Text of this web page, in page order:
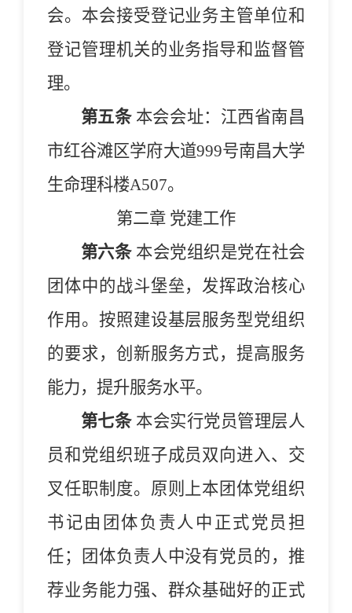
会。本会接受登记业务主管单位和
登记管理机关的业务指导和监督管
理。
第五条本会会址：江西省南昌
市红谷滩区学府大道999号南昌大学
生命理科楼A507。
第二章 党建工作
第六条 本会党组织是党在社会
团体中的战斗堡垒，发挥政治核心
作用。按照建设基层服务型党组织
的要求，创新服务方式，提高服务
能力，提升服务水平。
第七条 本会实行党员管理层人
员和党组织班子成员双向进入、交
叉任职制度。原则上本团体党组织
书记由团体负责人中正式党员担
任；团体负责人中没有党员的，推
荐业务能力强、群众基础好的正式